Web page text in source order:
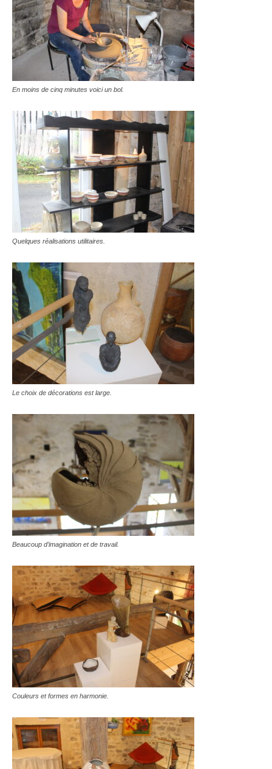
En moins de cinq minutes voici un bol.
Quelques réalisations utilitaires.
Le choix de décorations est large.
Beaucoup d’imagination et de travail.
Couleurs et formes en harmonie.